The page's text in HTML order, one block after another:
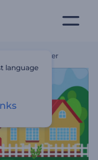
Immobilier
language